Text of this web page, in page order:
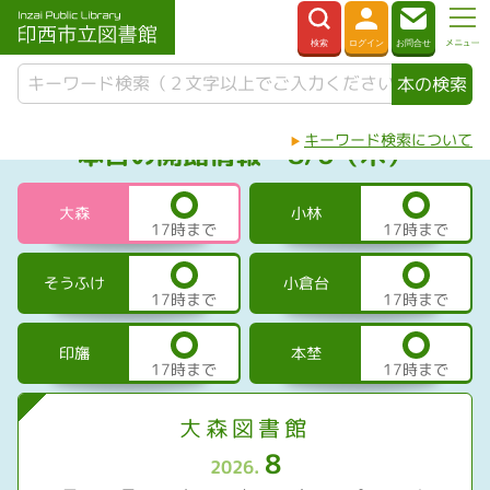
キーワード検索について
本日の開館情報 8/6（木）
大森
17時まで
小林
17時まで
そうふけ
17時まで
小倉台
17時まで
印旛
17時まで
本埜
17時まで
大森図書館
2026. 8